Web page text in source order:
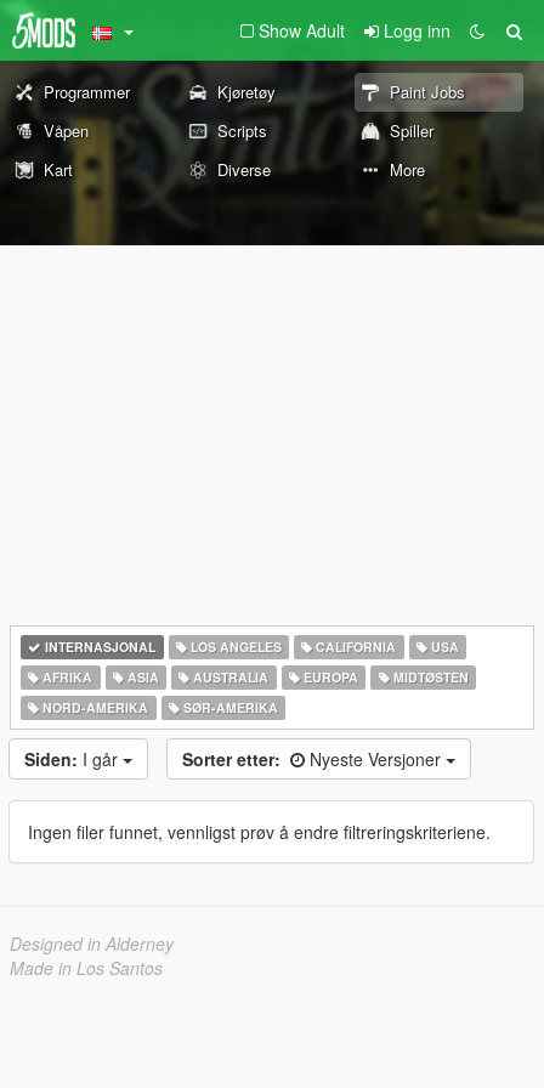
Show Adult Logg inn
Programmer Kjøretøy
Paint Jobs
Våpen
Scripts
Spiller
Kart
Diverse More
INTERNASJONAL LOS ANGELES CALIFORNIA
USA
AFRIKA
ASIA AUSTRALIA EUROPA
MIDTØSTEN
NORD-AMERIKA‎
SØR-AMERIKA‎
Siden: I går Sorter etter: Nyeste Versjoner
Ingen filer funnet, vennligst prøv å endre filtreringskriteriene.
Designed in Alderney
Made in Los Santos